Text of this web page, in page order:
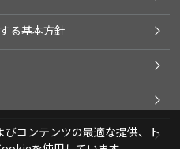
る基本方針
コンテンツの最適な提供、ト